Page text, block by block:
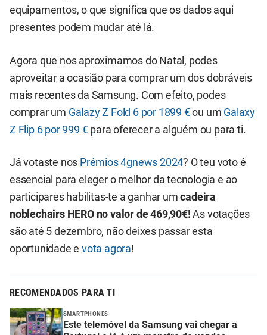
equipamentos, o que significa que os dados aqui
presentes podem mudar até lá.
Agora que nos aproximamos do Natal, podes
aproveitar a ocasião para comprar um dos dobráveis
mais recentes da Samsung. Com efeito, podes
comprar um Galazy Z Fold 6 por 1899 €ou um Galaxy
Z Flip 6 por 999 €para oferecer a alguém ou para ti.
Já votaste nos Prémios 4gnews 2024? O teu voto é
essencial para eleger o melhor da tecnologia e ao
participares habilitas-te a ganhar umcadeira
noblechairs HERO no valor de 469,90€!As votações
são até 5 dezembro, não deixes passar esta
oportunidade evota agora!
RECOMENDADOS PARA TI
SMARTPHONES
Este telemóvel da Samsung vai chegar a